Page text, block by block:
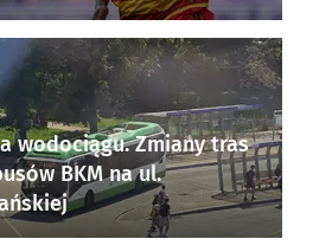
wodociągu. Zmiany tras
BKM na ul.